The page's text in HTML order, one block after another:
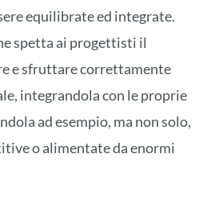
equilibrate ed integrate.
spetta ai progettisti il
e sfruttare correttamente
integrandola con le proprie
ad esempio, ma non solo,
o alimentate da enormi